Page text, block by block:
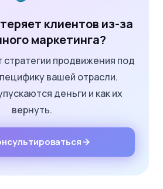
клиентов из-за
маркетинга?
стратегии продвижения под
вашей отрасли.
деньги и как их
вернуть.